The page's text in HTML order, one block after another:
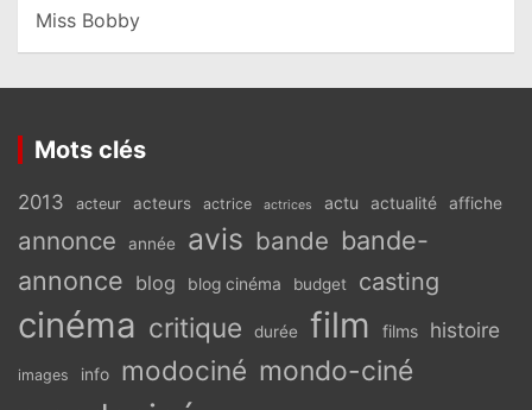
Miss Bobby
Mots clés
2013 acteur acteurs actrice actrices actu actualité affiche
annonce année avis bande bande-
annonce blog blog cinéma budget casting
cinéma critique durée film films histoire
images info modociné mondo-ciné